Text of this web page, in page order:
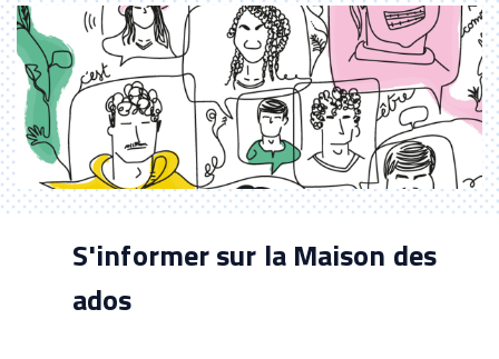
S'informer sur la Maison des
ados